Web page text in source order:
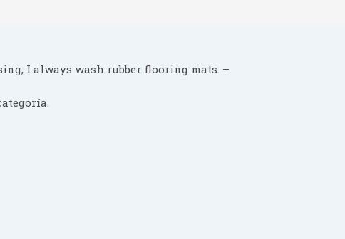
I always wash rubber flooring mats. –